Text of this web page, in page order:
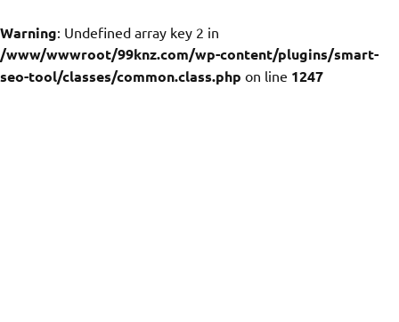
Warning: Undefined array key 2 in
/www/wwwroot/99knz.com/wp-content/plugins/smart-
seo-tool/classes/common.class.php on line 1247